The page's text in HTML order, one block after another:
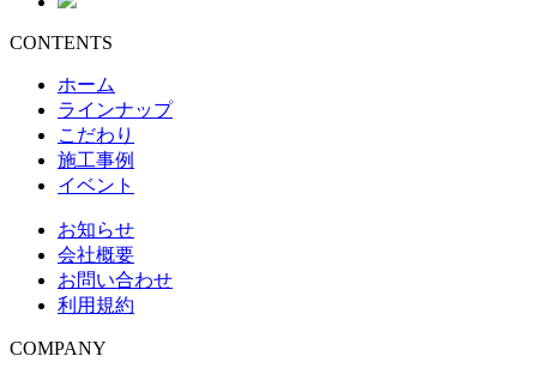
CONTENTS
ホーム
ラインナップ
こだわり
施工事例
イベント
お知らせ
会社概要
お問い合わせ
利用規約
COMPANY